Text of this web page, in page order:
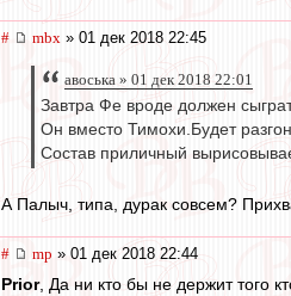
# mbx » 01 дек 2018 22:45
авоська » 01 дек 2018 22:01
Завтра Фе вроде должен
Он вместо Тимохи.Будет
Состав приличный
А Палыч, типа, дурак совсем?
# mp » 01 дек 2018 22:44
Prior, Да ни кто бы не держит того